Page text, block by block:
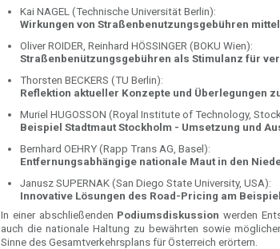
Kai NAGEL (Technische Universität Berlin):
Wirkungen von Straßenbenutzungsgebühren
Oliver ROIDER, Reinhard HÖSSINGER (BOKU Wien):
Straßenbenützungsgebühren als Stimulanz für
Thorsten BECKERS (TU Berlin):
Reflektion aktueller Konzepte und Überlegungen
Muriel HUGOSSON (Royal Institute of Technology,
Beispiel Stadtmaut Stockholm - Umsetzung und
Bernhard OEHRY (Rapp Trans AG, Basel):
Entfernungsabhängige nationale Maut in den
Janusz SUPERNAK (San Diego State University, USA):
Innovative Lösungen des Road-Pricing am
In einer abschließenden Podiumsdiskussion werden
auch die nationale Haltung zu bewährten sowie
Sinne des Gesamtverkehrsplans für Österreich erörtern.